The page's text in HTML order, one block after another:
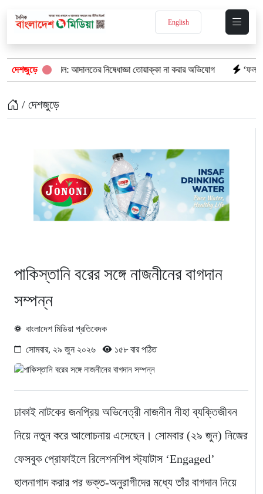
English
দেশজুড়ে
জমি দখল: আদালতের নিষেধাজ্ঞা তোয়াক্কা না করার অভিযোগ ‘ফল প্রকাশের
/ দেশজুড়ে
পাকিস্তানি বরের সঙ্গে নাজনীনের বাগদান
সম্পন্ন
বাংলাদেশ মিডিয়া প্রতিবেদক
সোমবার, ২৯ জুন ২০২৬ ১৫৮ বার পঠিত
ঢাকাই নাটকের জনপ্রিয় অভিনেত্রী নাজনীন নীহা ব্যক্তিজীবন
নিয়ে নতুন করে আলোচনায় এসেছেন। সোমবার (২৯ জুন) নিজের
ফেসবুক প্রোফাইলে রিলেশনশিপ স্ট্যাটাস ‘Engaged’
হালনাগাদ করার পর ভক্ত-অনুরাগীদের মধ্যে তাঁর বাগদান নিয়ে